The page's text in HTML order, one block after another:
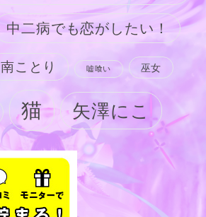
中二病でも恋がしたい！
南ことり 嘘喰い 巫女
猫 矢澤にこ